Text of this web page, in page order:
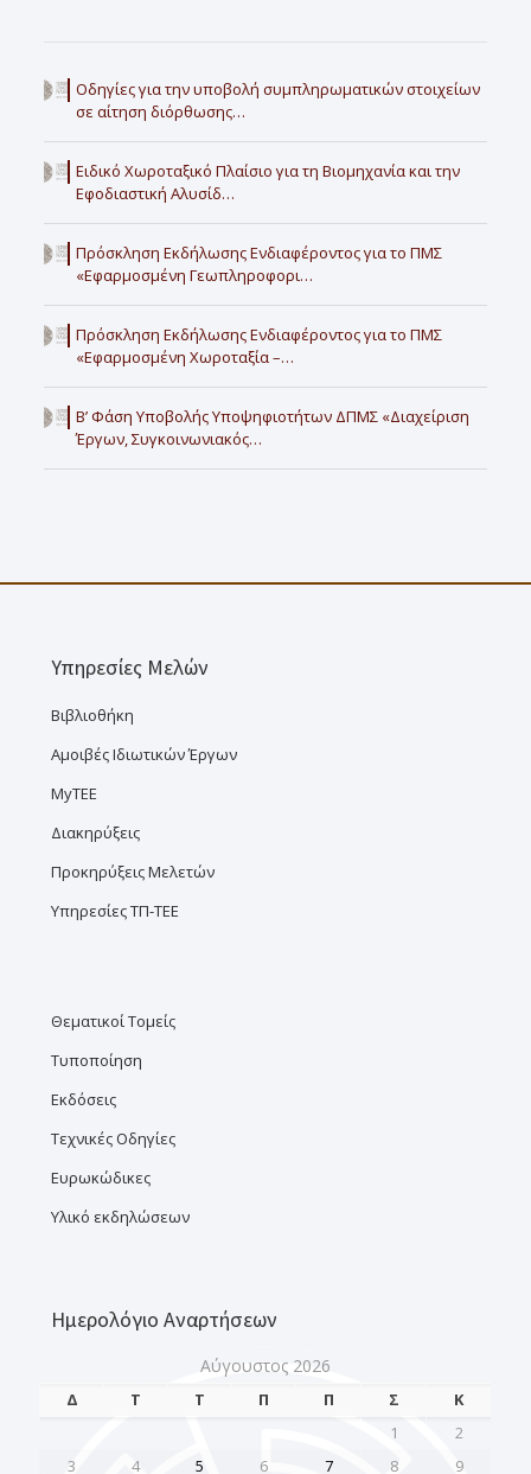
Οδηγίες για την υποβολή συμπληρωματικών στοιχείων
σε αίτηση διόρθωσης…
Ειδικό Χωροταξικό Πλαίσιο για τη Βιομηχανία και την
Εφοδιαστική Αλυσίδ…
Πρόσκληση Εκδήλωσης Ενδιαφέροντος για το ΠΜΣ
«Εφαρμοσμένη Γεωπληροφορι…
Πρόσκληση Εκδήλωσης Ενδιαφέροντος για το ΠΜΣ
«Εφαρμοσμένη Χωροταξία –…
Β’ Φάση Υποβολής Υποψηφιοτήτων ΔΠΜΣ «Διαχείριση
Έργων, Συγκοινωνιακός…
Υπηρεσίες Μελών
Βιβλιοθήκη
Αμοιβές Ιδιωτικών Έργων
MyTEE
Διακηρύξεις
Προκηρύξεις Μελετών
Υπηρεσίες ΤΠ-ΤΕΕ
Θεματικοί Τομείς
Τυποποίηση
Εκδόσεις
Τεχνικές Οδηγίες
Ευρωκώδικες
Υλικό εκδηλώσεων
Ημερολόγιο Αναρτήσεων
Αύγουστος 2026
Δ Τ Τ Π Π Σ
Κ
1
2
3
4 5 6 7 8 9